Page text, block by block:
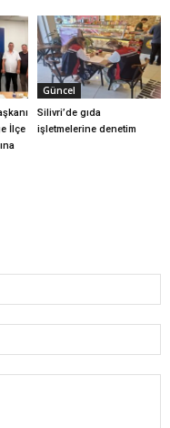
İlçe
Güncel
Silivri’de gıda
işletmelerine denetim